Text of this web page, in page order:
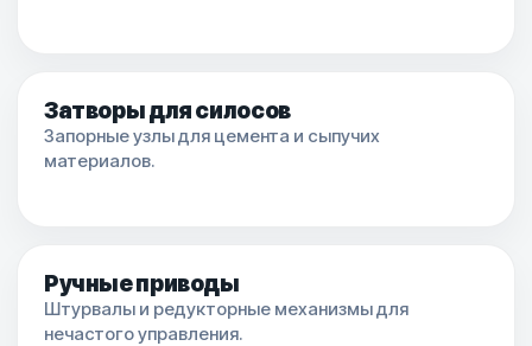
Затворы для силосов
Запорные узлы для цемента и сыпучих
материалов.
Ручные приводы
Штурвалы и редукторные механизмы для
нечастого управления.